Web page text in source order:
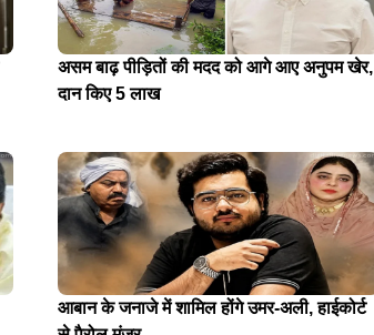
असम बाढ़ पीड़ितों की मदद को आगे आए अनुपम खेर,
दान किए 5 लाख
आबान के जनाजे में शामिल होंगे उमर-अली, हाईकोर्ट